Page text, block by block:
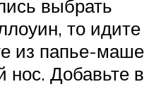
выбрать
то идите
из папье-маше
нос. Добавьте в